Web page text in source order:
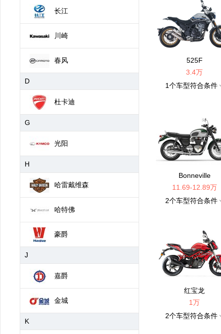
长江
川崎
春风
D
杜卡迪
G
光阳
H
哈雷戴维森
哈特佛
豪爵
J
嘉爵
金城
K
525F
3.4万
1个车型符合条件
Bonneville
11.69-12.89万
2个车型符合条件
红宝龙
1万
2个车型符合条件